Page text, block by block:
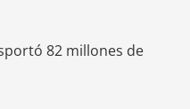
82 millones de